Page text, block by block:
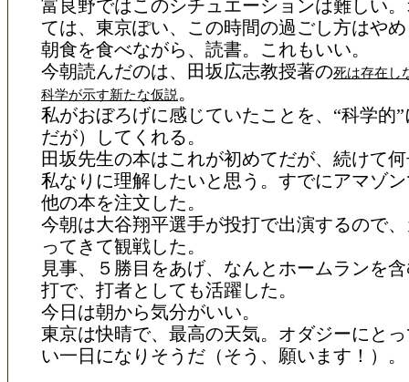
富良野ではこのシチュエーションは難しい
ては、東京ぽい、この時間の過ごし方はや
朝食を食べながら、読書。これもいい。
今朝読んだのは、田坂広志教授著の死は存在し
科学が示す新たな仮説 。
私がおぼろげに感じていたことを、“科学的
だが）してくれる。
田坂先生の本はこれが初めてだが、続けて
私なりに理解したいと思う。すでにアマゾ
他の本を注文した。
今朝は大谷翔平選手が投打で出演するので
ってきて観戦した。
見事、５勝目をあげ、なんとホームランを
打で、打者としても活躍した。
今日は朝から気分がいい。
東京は快晴で、最高の天気。オダジーにと
い一日になりそうだ（そう、願います！）。